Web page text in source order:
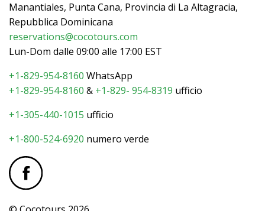
Manantiales, Punta Cana, Provincia di La Altagracia,
Repubblica Dominicana
reservations@cocotours.com
Lun-Dom dalle 09:00 alle 17:00 EST
+1-829-954-8160 WhatsApp
+1-829-954-8160 & +1-829- 954-8319 ufficio
+1-305-440-1015 ufficio
+1-800-524-6920 numero verde